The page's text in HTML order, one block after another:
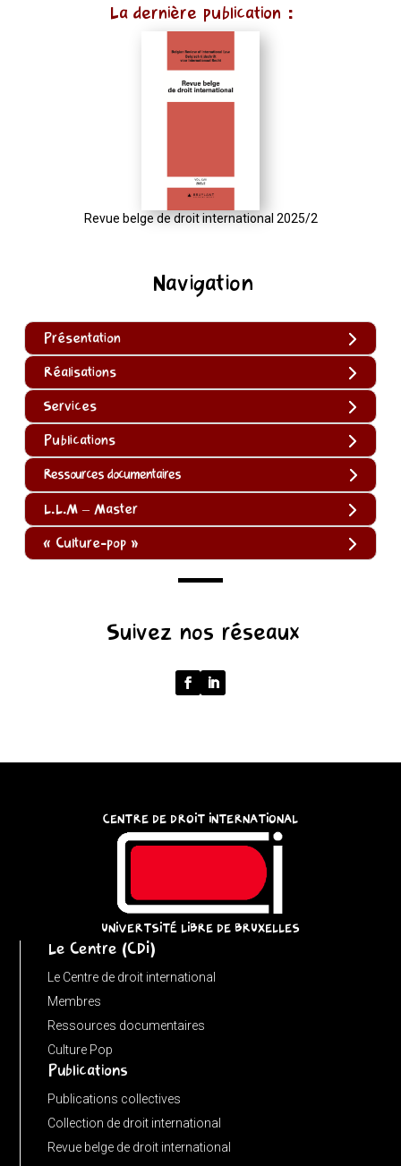
Navigation
Présentation
Réalisations
Services
Publications
Ressources documentaires
L.L.M – Master
« Culture-pop »
input
URL(input,
window.location.href);
Suivez nos réseaux
La dernière publication :
Revue belge de droit international 2025/2
CENTRE DE DROIT INTERNATIONAL
UNIVERTSITÉ LIBRE DE BRUXELLES
Le Centre (CDI)
Le Centre de droit international
Membres
Ressources documentaires
Culture Pop
Publications
Publications collectives
Collection de droit international
Revue belge de droit international